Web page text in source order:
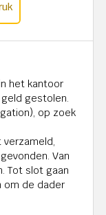
het kantoor
gestolen.
op zoek
Van
Tot slot gaan
om de dader